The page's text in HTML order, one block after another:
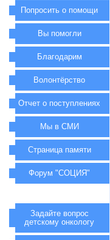
Попросить о помощи
Вы помогли
Благодарим
Волонтёрство
Отчет о поступлениях
Мы в СМИ
Страница памяти
Форум "СОЦИЯ"
Задайте вопрос
детскому онкологу